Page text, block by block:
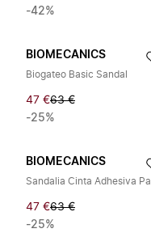
-42%
BIOMECANICS
Biogateo Basic Sandal
47 €63 €
-25%
BIOMECANICS
Sandalia Cinta Adhesiva Pal
47 €63 €
-25%